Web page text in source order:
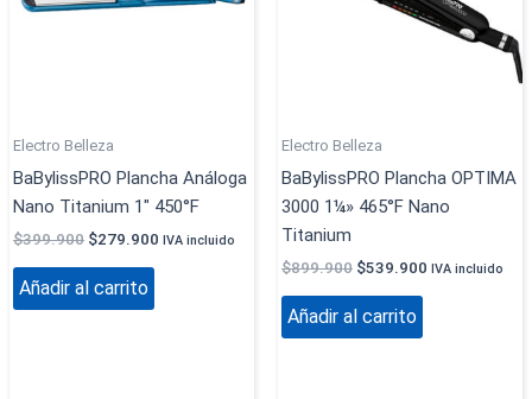
Electro Belleza
BaBylissPRO Plancha Análoga
Nano Titanium 1″ 450°F
$399.900 $279.900 IVA incluido
Añadir al carrito
Electro Belleza
BaBylissPRO Plancha OPTIMA
3000 1¼» 465°F Nano
Titanium
$899.900 $539.900 IVA incluido
Añadir al carrito